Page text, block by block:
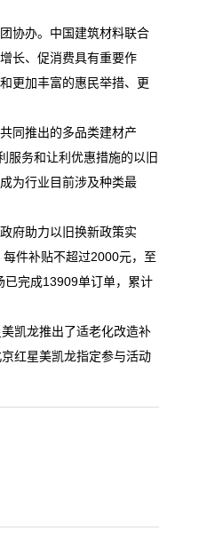
协办。中国建筑材料联合
长、促消费具有重要作
更加丰富的惠民举措、更
同推出的多品类建材产
服务和让利优惠措施的以旧
为行业目前涉及种类最
府助力以旧换新政策实
件补贴不超过2000元，至
已完成13909单订单，累计
凯龙推出了适老化改造补
红星美凯龙指定参与活动